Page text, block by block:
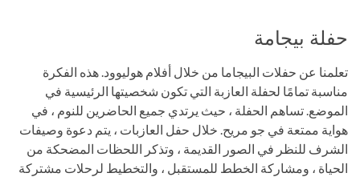
حفلة بيجامة
تعلمنا عن حفلات البيجاما من خلال أفلام هوليوود. هذه الفكرة
مناسبة تمامًا لحفلة العازبة التي تكون شخصيتها الرئيسية في
الموضع. تساهم الحفلة ، حيث يرتدي جميع الحاضرين للنوم ، في
هواية ممتعة في جو مريح. خلال حفل العازبات ، يتم دعوة وصيفات
الشرف للنظر في الصور القديمة ، وتذكر اللحظات المضحكة من
الحياة ، ومشاركة الخطط للمستقبل ، والتخطيط لرحلات مشتركة